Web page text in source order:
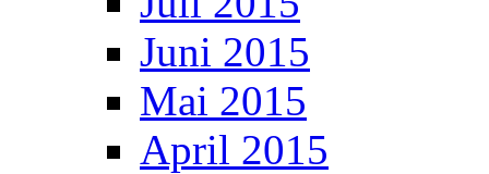
Juni 2015
Mai 2015
April 2015